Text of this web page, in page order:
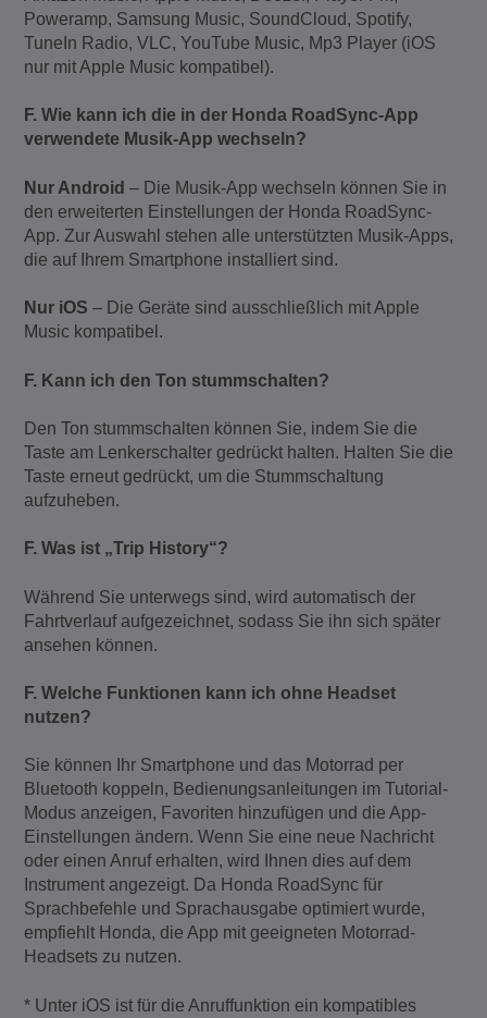
Poweramp, Samsung Music, SoundCloud, Spotify,
TuneIn Radio, VLC, YouTube Music, Mp3 Player (iOS
nur mit Apple Music kompatibel).
F. Wie kann ich die in der Honda RoadSync-App
verwendete Musik-App wechseln?
Nur Android – Die Musik-App wechseln können Sie in
den erweiterten Einstellungen der Honda RoadSync-
App. Zur Auswahl stehen alle unterstützten Musik-Apps,
die auf Ihrem Smartphone installiert sind.
Nur iOS– Die Geräte sind ausschließlich mit Apple
Music kompatibel.
F. Kann ich den Ton stummschalten?
Den Ton stummschalten können Sie, indem Sie die
Taste am Lenkerschalter gedrückt halten. Halten Sie die
Taste erneut gedrückt, um die Stummschaltung
aufzuheben.
F. Was ist „Trip History“?
Während Sie unterwegs sind, wird automatisch der
Fahrtverlauf aufgezeichnet, sodass Sie ihn sich später
ansehen können.
F. Welche Funktionen kann ich ohne Headset
nutzen?
Sie können Ihr Smartphone und das Motorrad per
Bluetooth koppeln, Bedienungsanleitungen im Tutorial-
Modus anzeigen, Favoriten hinzufügen und die App-
Einstellungen ändern. Wenn Sie eine neue Nachricht
oder einen Anruf erhalten, wird Ihnen dies auf dem
Instrument angezeigt. Da Honda RoadSync für
Sprachbefehle und Sprachausgabe optimiert wurde,
empfiehlt Honda, die App mit geeigneten Motorrad-
Headsets zu nutzen.
* Unter iOS ist für die Anruffunktion ein kompatibles